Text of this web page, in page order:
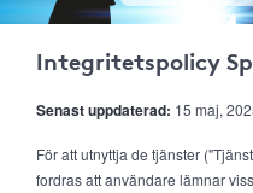
Integritetspolicy
Senast uppdaterad: 15 maj,
För att utnyttja de tjänster
fordras att användare lämnar